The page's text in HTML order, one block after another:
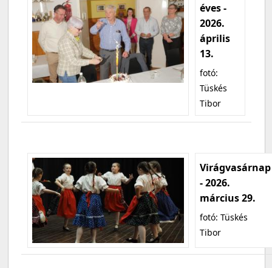
éves -
2026.
április
13.
fotó:
Tüskés
Tibor
Virágvasárnap
- 2026.
március 29.
fotó: Tüskés
Tibor